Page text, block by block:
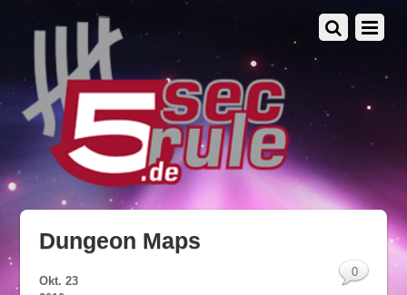
Dungeon Maps
Okt. 23
0